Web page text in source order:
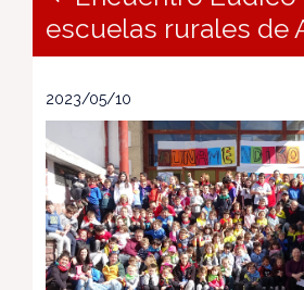
escuelas rurales de
2023/05/10